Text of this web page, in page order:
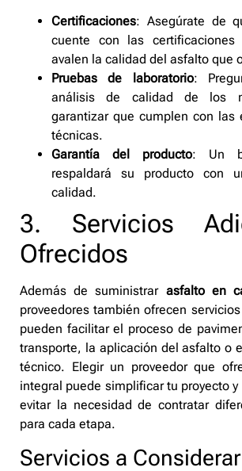
Certificaciones: Asegúrate de
cuente con las certificaciones
avalen la calidad del asfalto que
Pruebas de laboratorio:
análisis de calidad de los
garantizar que cumplen con las
técnicas.
Garantía del producto: Un
respaldará su producto con
calidad.
3. Servicios
Ofrecidos
Además de suministrar asfalto en
proveedores también ofrecen
pueden facilitar el proceso de
transporte, la aplicación del asfalto o
técnico. Elegir un proveedor que
integral puede simplificar tu proyecto
evitar la necesidad de contratar
para cada etapa.
Servicios a